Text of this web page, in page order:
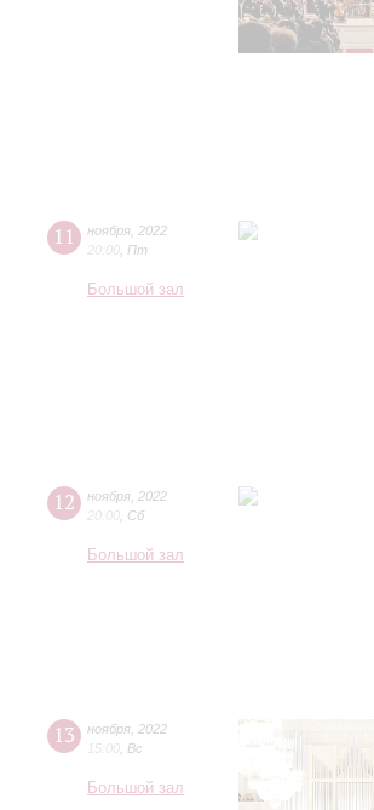
11 ноября 2022
20:00 Пт
Большой зал
12 ноября 2022
20:00 Сб
Большой зал
13 ноября 2022
15:00 Вс
Большой зал